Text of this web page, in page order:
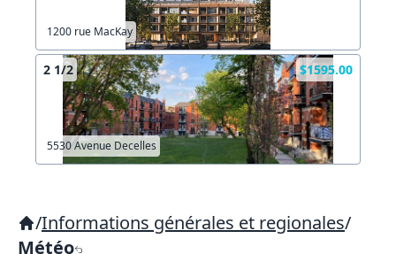
1200 rue MacKay
2 1/2 $1595.00
5530 Avenue Decelles
/Informations générales et regionales/
Météo